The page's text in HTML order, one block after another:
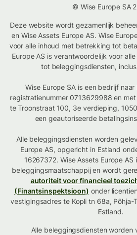
© Wise Europe SA
Deze website wordt gezamenlijk
en Wise Assets Europe AS. Wise
voor alle inhoud met betrekking tot
Europe AS is verantwoordelijk voor
tot beleggingsdiensten,
Wise Europe SA is een bedrijf
registratienummer 0713629988 en
te Troonstraat 100, 3e verdieping,
een geautoriseerde
Alle beleggingsdiensten worden
Europe AS, opgericht in Estland
16267372. Wise Assets Europe
beleggingsmaatschappij en wordt
autoriteit voor financieel
(Finantsinspektsioon) onder
vestigingsadres te Kopli tn 68a, Põhja-
Estland.
Alle beleggingsdiensten worden